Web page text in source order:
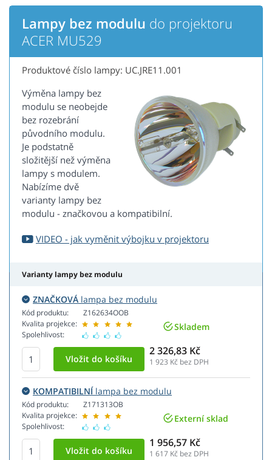
Lampy bez modulu do projektoru
ACER MU529
Produktové číslo lampy: UC.JRE11.001
Výměna lampy bez
modulu se neobejde
bez rozebrání
původního modulu.
Je podstatně
složitější než výměna
lampy s modulem.
Nabízíme dvě
varianty lampy bez
modulu - značkovou a kompatibilní.
VIDEO - jak vyměnit výbojku v projektoru
Varianty lampy bez modulu
ZNAČKOVÁ lampa bez modulu
Kód produktu:
Kvalita projekce:
Spolehlivost:
Z162634OOB
Skladem
2 326,83 Kč
1 923 Kč bez DPH
KOMPATIBILNÍlampa bez modulu
Kód produktu:
Kvalita projekce:
Spolehlivost:
Z171313OB
Externí sklad
1 956,57 Kč
1 617 Kč bez DPH